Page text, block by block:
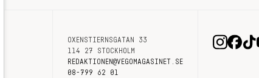
OXENSTIERNSGATAN 33
114 27 STOCKHOLM
REDAKTIONEN@VEGOMAGASINET.SE
08-799 62 01